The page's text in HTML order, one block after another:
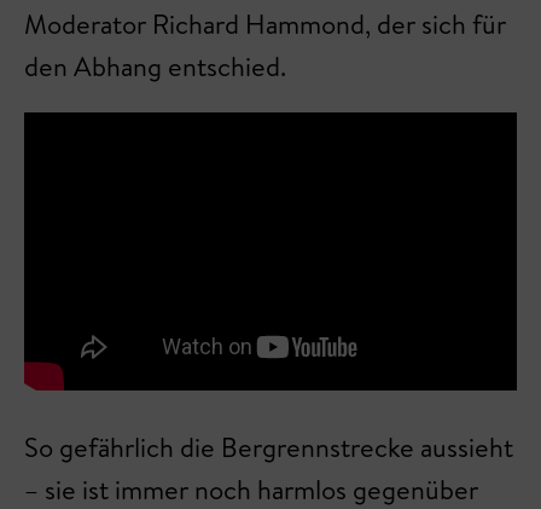
Moderator Richard Hammond, der sich für
den Abhang entschied.
So gefährlich die Bergrennstrecke aussieht
– sie ist immer noch harmlos gegenüber